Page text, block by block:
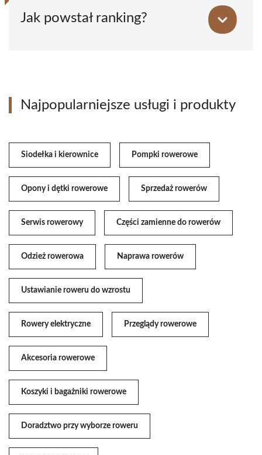
Jak powstał ranking?
Najpopularniejsze usługi i produkty
Siodełka i kierownice Pompki rowerowe
Opony i dętki rowerowe Sprzedaż rowerów
Serwis rowerowy Części zamienne do rowerów
Odzież rowerowa Naprawa rowerów
Ustawianie roweru do wzrostu
Rowery elektryczne Przeglądy rowerowe
Akcesoria rowerowe
Koszyki i bagażniki rowerowe
Doradztwo przy wyborze roweru